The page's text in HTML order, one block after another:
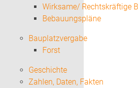
Wirksame/ Rechtskräftige
Bebauungspläne
Bauplatzvergabe
Forst
Geschichte
Zahlen, Daten, Fakten